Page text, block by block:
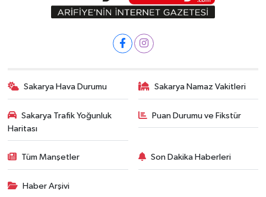
Sakarya Hava Durumu Sakarya Namaz Vakitleri
Sakarya Trafik Yoğunluk
Haritası
Puan Durumu ve Fikstür
Tüm Manşetler Son Dakika Haberleri
Haber Arşivi